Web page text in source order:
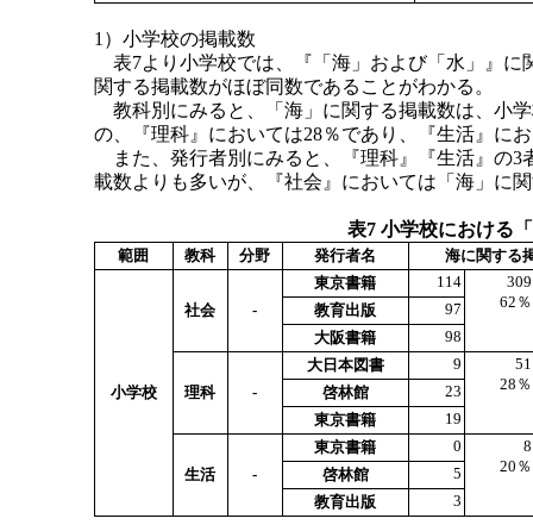
1）小学校の掲載数
表7より小学校では、『「海」および「水」』に
関する掲載数がほぼ同数であることがわかる。
教科別にみると、「海」に関する掲載数は、小
の、『理科』においては28％であり、『生活』に
また、発行者別にみると、『理科』『生活』の3
載数よりも多いが、『社会』においては「海」に
表7 小学校における
範囲 教科 分野 発行者名 海に関する
小学校
社会 -
東京書籍 114
309
62％
教育出版
97
大阪書籍
98
理科 -
大日本図書 9
51
28％
啓林館
23
東京書籍
19
生活 -
東京書籍 0
8
20％
啓林館
5
教育出版
3